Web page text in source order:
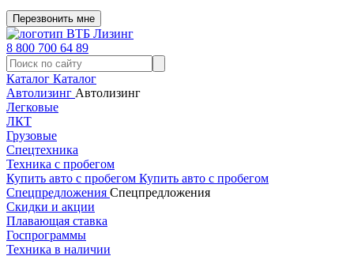
Перезвонить мне
8 800 700 64 89
Каталог Каталог
Автолизинг Автолизинг
Легковые
ЛКТ
Грузовые
Спецтехника
Техника с пробегом
Купить авто с пробегом Купить авто с пробегом
Спецпредложения Спецпредложения
Скидки и акции
Плавающая ставка
Госпрограммы
Техника в наличии